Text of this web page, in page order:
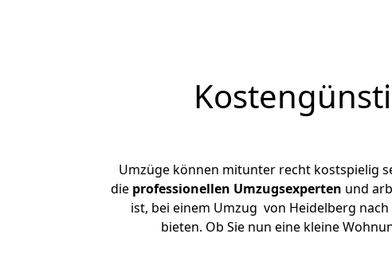
Umzüge können mitunter recht kostspielig
die professionellen Umzugsexperten und
ist, bei einem Umzug von Heidelberg
bieten. Ob Sie nun eine kleine